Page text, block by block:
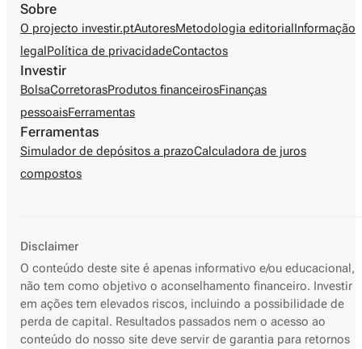
Sobre
O projecto investir.ptAutoresMetodologia editorial Informação
legal Política de privacidadeContactos
Investir
BolsaCorretorasProdutos financeirosFinanças
pessoaisFerramentas
Ferramentas
Simulador de depósitos a prazoCalculadora de juros
compostos
Disclaimer
O conteúdo deste site é apenas informativo e/ou educacional,
não tem como objetivo o aconselhamento financeiro. Investir
em ações tem elevados riscos, incluindo a possibilidade de
perda de capital. Resultados passados nem o acesso ao
conteúdo do nosso site deve servir de garantia para retornos